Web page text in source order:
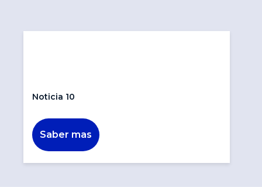
Noticia 10
Saber mas